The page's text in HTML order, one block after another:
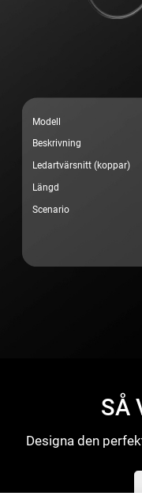
Modell
Beskrivning
Ledartvärsnitt (koppar)
Längd
Scenario
SÅ
Designa den